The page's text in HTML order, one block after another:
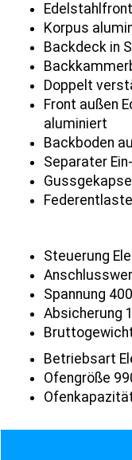
Edelstahlfront
Korpus
Backdeck in
Doppelt
Front außen
aluminiert
Backboden
Separater
Steuerung
Spannung
Absicherung
Betriebsart
Ofengröße